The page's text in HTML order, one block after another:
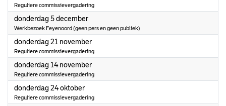
Reguliere commissievergadering
donderdag 5 december2024
Werkbezoek Feyenoord (geen pers en geen publiek)
donderdag 21 november2024
Reguliere commissievergadering
donderdag 14 november2024
Reguliere commissievergadering
donderdag 24 oktober2024
Reguliere commissievergadering